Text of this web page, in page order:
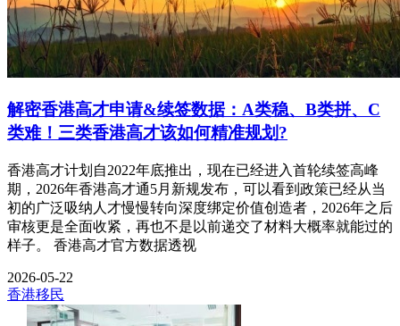
解密香港高才申请&续签数据：A类稳、B类拼、C
类难！三类香港高才该如何精准规划?
香港高才计划自2022年底推出，现在已经进入首轮续签高峰
期，2026年香港高才通5月新规发布，可以看到政策已经从当
初的广泛吸纳人才慢慢转向深度绑定价值创造者，2026年之后
审核更是全面收紧，再也不是以前递交了材料大概率就能过的
样子。 香港高才官方数据透视
2026-05-22
香港移民